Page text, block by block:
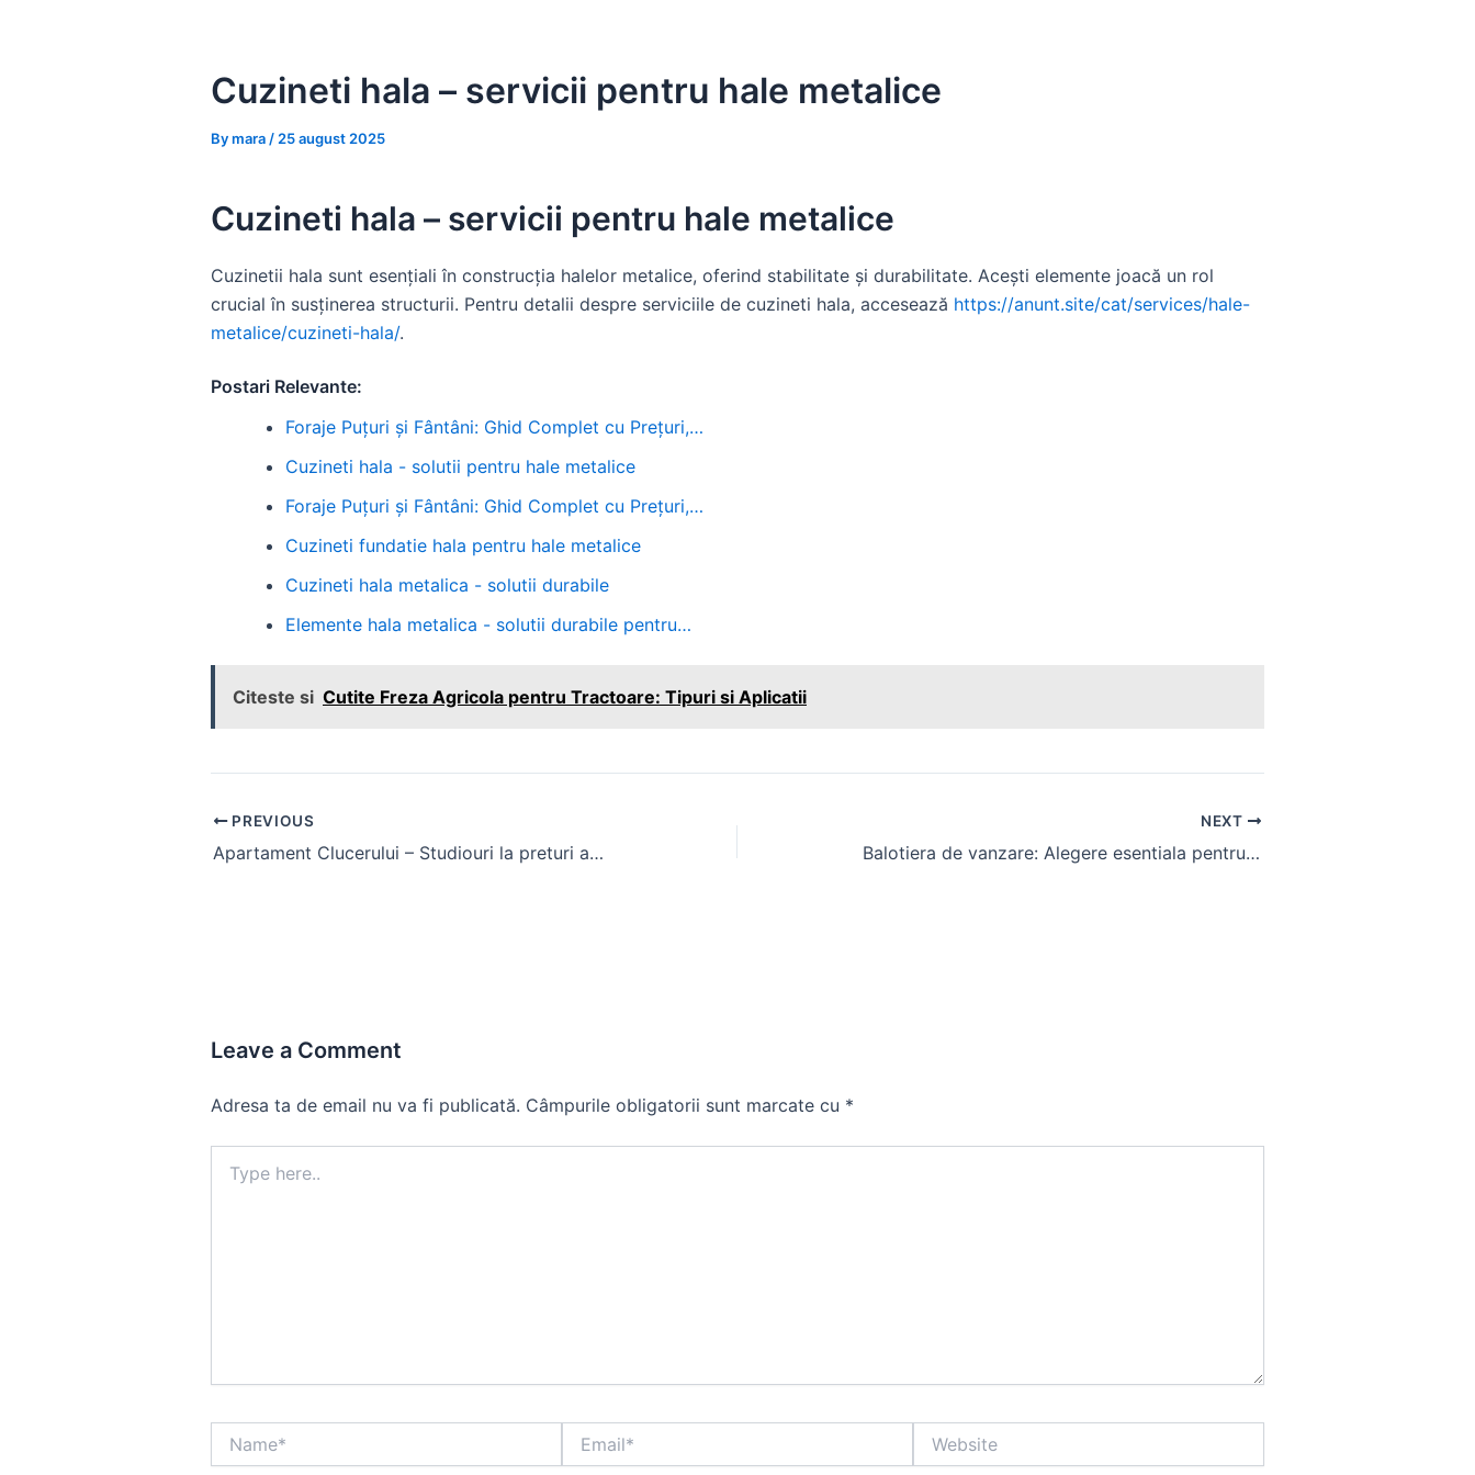
Cuzineti hala – servicii pentru hale metalice
Bymara / 25 august 2025
Cuzineti hala – servicii pentru hale metalice
Cuzinetii hala sunt esențiali în construcția halelor metalice, oferind stabilitate și durabilitate. Acești elemente joacă un rol
crucial în susținerea structurii. Pentru detalii despre serviciile de cuzineti hala, accesează https://anunt.site/cat/services/hale-
metalice/cuzineti-hala/.
Postari Relevante:
Foraje Puțuri și Fântâni: Ghid Complet cu Prețuri,…
Cuzineti hala - solutii pentru hale metalice
Foraje Puțuri și Fântâni: Ghid Complet cu Prețuri,…
Cuzineti fundatie hala pentru hale metalice
Cuzineti hala metalica - solutii durabile
Elemente hala metalica - solutii durabile pentru…
Citeste si Cutite Freza Agricola pentru Tractoare: Tipuri si Aplicatii
Post
navigation
PREVIOUS
Apartament Clucerului – Studiouri la preturi accesibile
NEXT
Balotiera de vanzare: Alegere esentiala pentru fermieri si operatori de tractoare
Leave a Comment
Adresa ta de email nu va fi publicată. Câmpurile obligatorii sunt marcate cu *
here..